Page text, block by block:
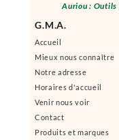
Auriou : Outils
G.M.A.
Accueil
Mieux nous connaître
Notre adresse
Horaires d'accueil
Venir nous voir
Contact
Produits et marques